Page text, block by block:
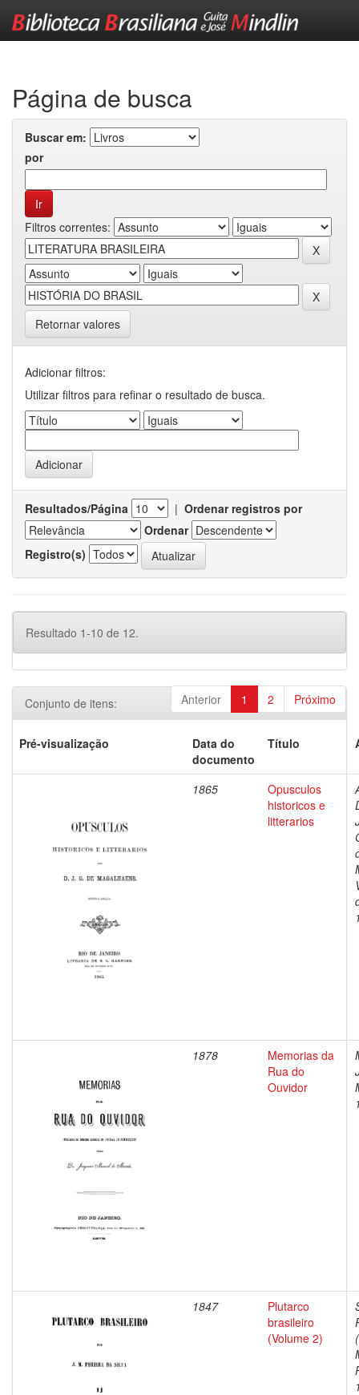
Página de busca
Buscar em:
por
Filtros correntes:
Retornar valores
Adicionar filtros:
Utilizar filtros para refinar o resultado de busca.
Resultados/Página | Ordenar registros por
Ordenar
Registro(s)
Resultado 1-10 de 12.
Anterior 1 2 Próximo
Conjunto de itens:
Pré-visualização
Data do
documento
Título
1865
Opusculos
historicos e
litterarios
1878
Memorias da
Rua do
Ouvidor
1847
Plutarco
brasileiro
(Volume 2)